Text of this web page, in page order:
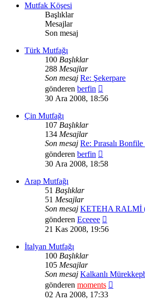
Mutfak Köşesi
Başlıklar
Mesajlar
Son mesaj
Türk Mutfağı
100 Başlıklar
288 Mesajlar
Son mesaj Re: Şekerpare
gönderen berfin
mesajı
30 Ara 2008, 18:56
Çin Mutfağı
107 Başlıklar
134 Mesajlar
Son mesaj Re: Pırasalı
gönderen berfin
mesajı
30 Ara 2008, 18:58
Arap Mutfağı
51 Başlıklar
51 Mesajlar
Son mesaj KETEHA RALMİ
gönderen Eceeee
mesajı
21 Kas 2008, 19:56
İtalyan Mutfağı
100 Başlıklar
105 Mesajlar
Son mesaj Kalkanlı
gönderen moments
02 Ara 2008, 17:33